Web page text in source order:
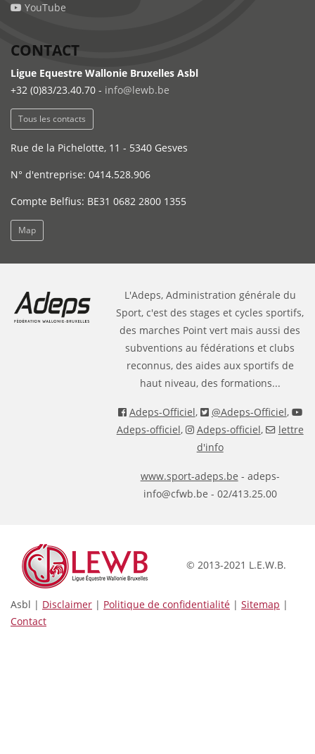
YouTube
CONTACT
Ligue Equestre Wallonie Bruxelles Asbl
+32 (0)83/23.40.70 - info@lewb.be
Tous les contacts
Rue de la Pichelotte, 11 - 5340 Gesves
N° d'entreprise: 0414.528.906
Compte Belfius: BE31 0682 2800 1355
Map
L'Adeps, Administration générale du
Sport, c'est des stages et cycles sportifs,
des marches Point vert mais aussi des
subventions au fédérations et clubs
reconnus, des aides aux sportifs de
haut niveau, des formations...
Adeps-Officiel, @Adeps-Officiel,
Adeps-officiel, Adeps-officiel,
lettre
d'info
www.sport-adeps.be - adeps-
info@cfwb.be - 02/413.25.00
© 2013-2021 L.E.W.B.
Asbl | Disclaimer | Politique de confidentialité | Sitemap |
Contact